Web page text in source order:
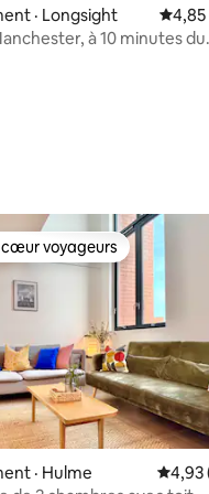
· Longsight Note
4,85
à 10 minutes du
5, 93 commentaires
voyageurs
voyageurs
· Hulme Note
4,93